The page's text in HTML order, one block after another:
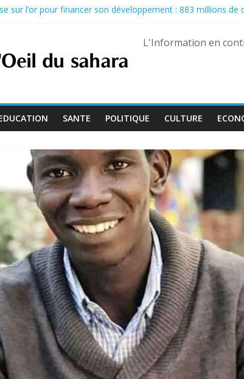
sur l’or pour financer son développement : 883 millions de
264 milliards de nairas pour les militaires, une
dans le procès du 28 septembre, Bienvenu Lamah promu
exécutions programmées le 13 août dans trois États différents
L'Information en
SANTE POLITIQUE CULTURE